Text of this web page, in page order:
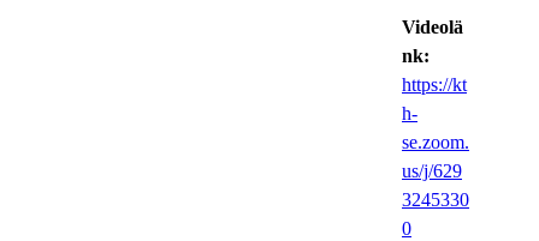
Videolä
nk:
https://kt
h-
se.zoom.
us/j/629
3245330
0